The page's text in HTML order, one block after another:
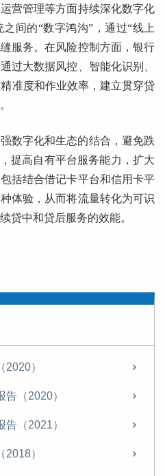
营管理等方面持续深化数字化
间的“数字鸿沟”，通过“线上
服务。在风险控制方面，银行
过大数据风控、智能化识别、
准度和作业效率，建立贯穿贷
数字化和生态的结合，避免跌
提高自有平台服务能力，扩大
括结合借记卡平台和信用卡平
体验，从而将流量转化为可识
贷中和贷后服务的效能。
）
（2020）
（2021）
）